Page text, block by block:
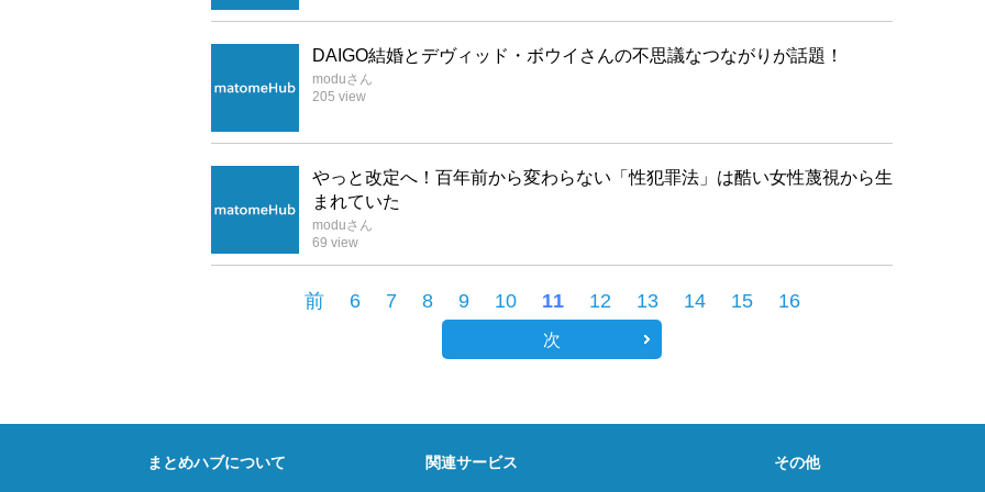
DAIGO結婚とデヴィッド・ボウイさんの不思議なつながりが話題！
moduさん
205 view
やっと改定へ！百年前から変わらない「性犯罪法」は酷い女性蔑視から生
まれていた
moduさん
69 view
前 6 7 8 9 10 11 12 13 14 15 16
次
まとめハブについて 関連サービス その他